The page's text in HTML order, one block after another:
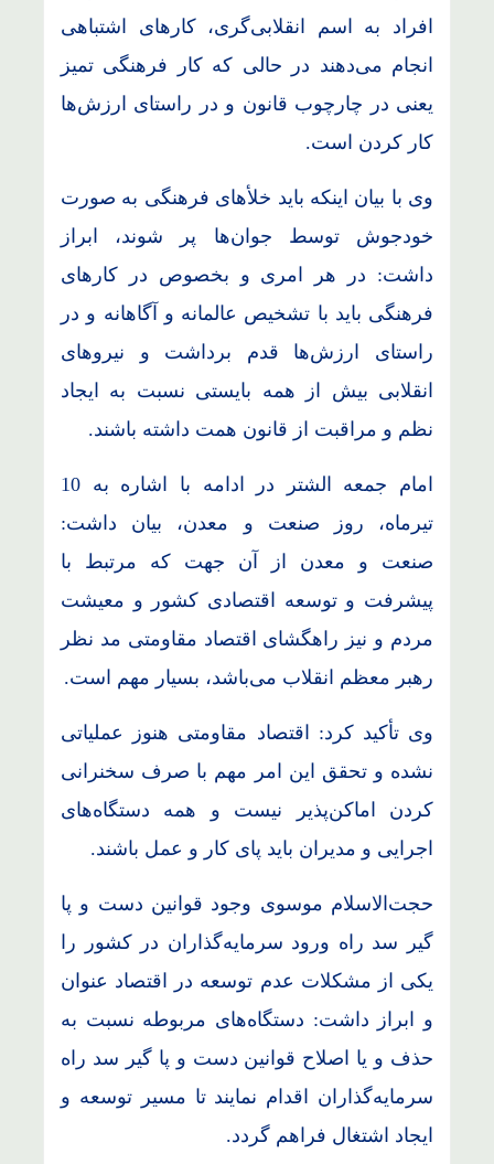
افراد به اسم انقلابی‌گری، کارهای اشتباهی
انجام می‌دهند در حالی که کار فرهنگی تمیز
یعنی در چارچوب قانون و در راستای ارزش‌ها
کار کردن است.
وی با بیان اینکه باید خلأهای فرهنگی به صورت
خودجوش توسط جوان‌ها پر شوند، ابراز
داشت: در هر امری و بخصوص در کارهای
فرهنگی باید با تشخیص عالمانه و آگاهانه و در
راستای ارزش‌ها قدم برداشت و نیروهای
انقلابی بیش از همه بایستی نسبت به ایجاد
نظم و مراقبت از قانون همت داشته باشند.
امام جمعه الشتر در ادامه با اشاره به 10
تیرماه، روز صنعت و معدن، بیان داشت:
صنعت و معدن از آن جهت که مرتبط با
پیشرفت و توسعه اقتصادی کشور و معیشت
مردم و نیز راهگشای اقتصاد مقاومتی مد نظر
رهبر معظم انقلاب می‌باشد، بسیار مهم است.
وی تأکید کرد: اقتصاد مقاومتی هنوز عملیاتی
نشده و تحقق این امر مهم با صرف سخنرانی
کردن اماکن‌پذیر نیست و همه دستگاه‌های
اجرایی و مدیران باید پای کار و عمل باشند.
حجت‌الاسلام موسوی وجود قوانین دست و پا
گیر سد راه ورود سرمایه‌گذاران در کشور را
یکی از مشکلات عدم توسعه در اقتصاد عنوان
و ابراز داشت: دستگاه‌های مربوطه نسبت به
حذف و یا اصلاح قوانین دست و پا گیر سد راه
سرمایه‌گذاران اقدام نمایند تا مسیر توسعه و
ایجاد اشتغال فراهم گردد.